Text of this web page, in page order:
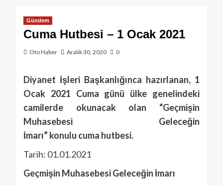
Gündem
Cuma Hutbesi – 1 Ocak 2021
Oto Haber Aralık 30, 2020 0
Diyanet İşleri Başkanlığınca hazırlanan, 1
Ocak 2021 Cuma günü ülke genelindeki
camilerde okunacak olan “Geçmişin
Muhasebesi Geleceğin
İmarı” konulu cuma hutbesi.
Tarih: 01.01.2021
Geçmişin Muhasebesi Geleceğin İmarı